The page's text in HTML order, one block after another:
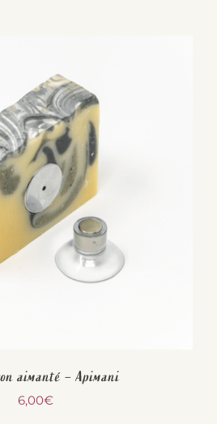
18,00€.16,20€.
aimanté – Apimani
6,00€